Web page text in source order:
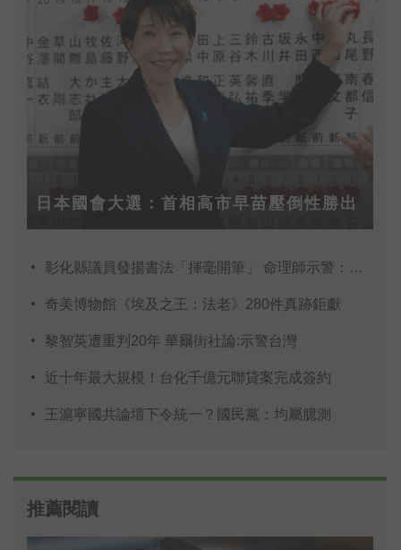
價外，更希望公館國小學生除了靜態的課程
學習更期望能有實際行動來達到愛護綠島家
鄉生態環境的素養。
日本國會大選：首相高市早苗壓倒性勝出
彰化縣議員發揚書法「揮毫開筆」 命理師示警：不
奇美博物館《埃及之王：法老》280件真跡鉅獻
黎智英遭重判20年 華爾街社論:示警台灣
近十年最大規模！台化千億元聯貸案完成簽約
王滬寧國共論壇下令統一？國民黨：均屬臆測
推薦閱讀